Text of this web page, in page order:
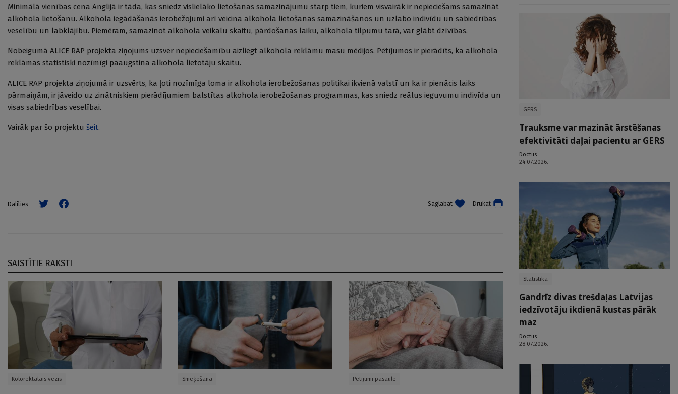
Minimālā vienības cena Anglijā ir tāda, kas sniedz vislielāko lietošanas samazinājumu starp tiem, kuriem visvairāk ir nepieciešams samazināt
alkohola lietošanu. Alkohola iegādāšanās ierobežojumi arī veicina alkohola lietošanas samazināšanos un uzlabo indivīdu un sabiedrības
veselību un labklājību. Piemēram, samazinot alkohola veikalu skaitu, pārdošanas laiku, alkohola tilpumu tarā, var glābt dzīvības.
Nobeigumā ALICE RAP projekta ziņojums uzsver nepieciešamību aizliegt alkohola reklāmu masu mēdijos. Pētījumos ir pierādīts, ka alkohola
reklāmas statistiski nozīmīgi paaugstina alkohola lietotāju skaitu.
ALICE RAP projekta ziņojumā ir uzsvērts, ka ļoti nozīmīga loma ir alkohola ierobežošanas politikai ikvienā valstī un ka ir pienācis laiks
pārmaiņām, ir jāveido uz zinātniskiem pierādījumiem balstītas alkohola ierobežošanas programmas, kas sniedz reālus ieguvumu indivīda un
visas sabiedrības veselībai.
Vairāk par šo projektu šeit.
Dalīties Saglabāt Drukāt
SAISTĪTIE RAKSTI
Kolorektālais vēzis Smēķēšana Pētījumi pasaulē
GERS
Trauksme var mazināt ārstēšanas
efektivitāti daļai pacientu ar GERS
Doctus
24.07.2026.
Statistika
Gandrīz divas trešdaļas Latvijas
iedzīvotāju ikdienā kustas pārāk
maz
Doctus
28.07.2026.